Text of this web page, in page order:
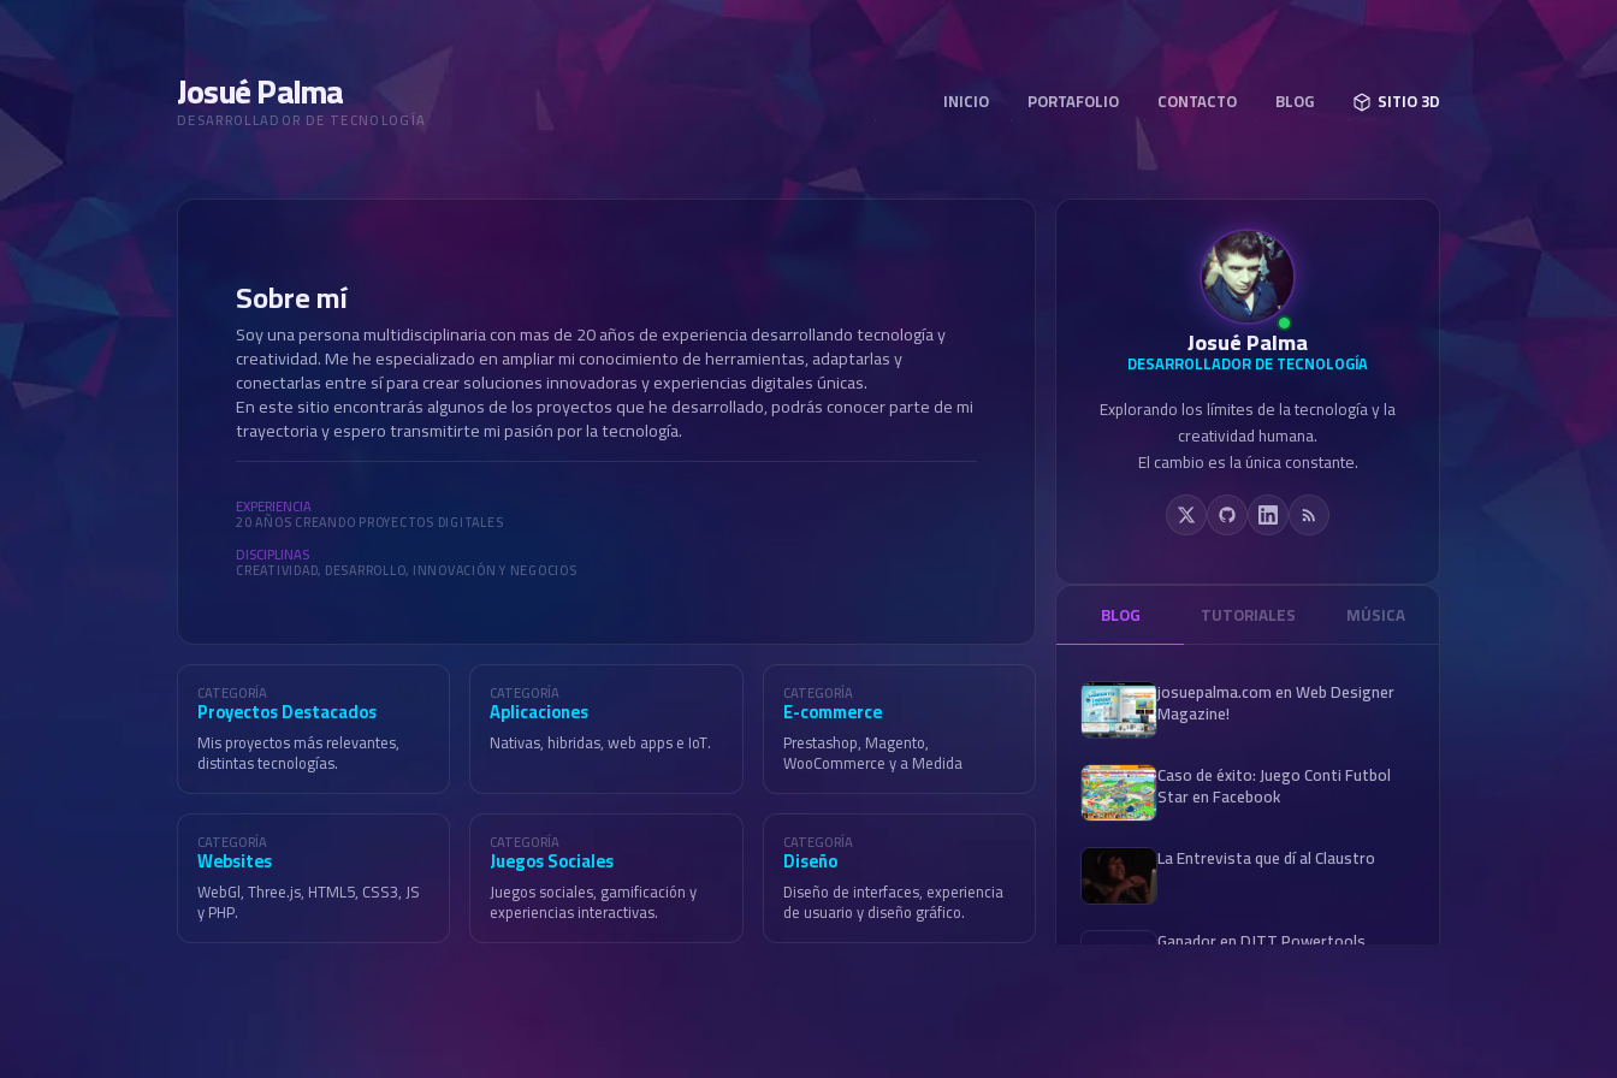
Josué Palma
DESARROLLADOR DE TECNOLOGÍA
INICIO PORTAFOLIO CONTACTO BLOG SITIO 3D
E-COMMERCE
Sobre mí
Soy una persona multidisciplinaria con mas de 20 años de experiencia desarrollando tecnología y
creatividad. Me he especializado en ampliar mi conocimiento de herramientas, adaptarlas y
conectarlas entre sí para crear soluciones innovadoras y experiencias digitales únicas.
En este sitio encontrarás algunos de los proyectos que he desarrollado, podrás conocer parte de mi
trayectoria y espero transmitirte mi pasión por la tecnología.
EXPERIENCIA
20 AÑOS CREANDO PROYECTOS DIGITALES
DISCIPLINAS
CREATIVIDAD, DESARROLLO, INNOVACIÓN Y NEGOCIOS
CATEGORÍA
Proyectos Destacados
Mis proyectos más relevantes,
distintas tecnologías.
CATEGORÍA
Aplicaciones
Nativas, hibridas, web apps e IoT.
CATEGORÍA
E-commerce
Prestashop, Magento,
WooCommerce y a Medida
CATEGORÍA
Websites
WebGl, Three.js, HTML5, CSS3, JS
y PHP.
CATEGORÍA
Juegos Sociales
Juegos sociales, gamificación y
experiencias interactivas.
CATEGORÍA
Diseño
Diseño de interfaces, experiencia
de usuario y diseño gráfico.
Josué Palma
DESARROLLADOR DE TECNOLOGÍA
Explorando los límites de la tecnología y la
creatividad humana.
El cambio es la única constante.
BLOG TUTORIALES MÚSICA
josuepalma.com en Web Designer
Magazine!
Caso de éxito: Juego Conti Futbol
Star en Facebook
La Entrevista que dí al Claustro
Ganador en DJTT Powertools
CORREO
MENSAJE